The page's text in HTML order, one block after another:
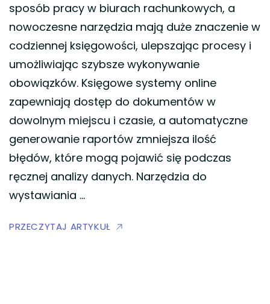
sposób pracy w biurach rachunkowych, a
nowoczesne narzędzia mają duże znaczenie w
codziennej księgowości, ulepszając procesy i
umożliwiając szybsze wykonywanie
obowiązków. Księgowe systemy online
zapewniają dostęp do dokumentów w
dowolnym miejscu i czasie, a automatyczne
generowanie raportów zmniejsza ilość
błędów, które mogą pojawić się podczas
ręcznej analizy danych. Narzędzia do
wystawiania …
PRZECZYTAJ ARTYKUŁ